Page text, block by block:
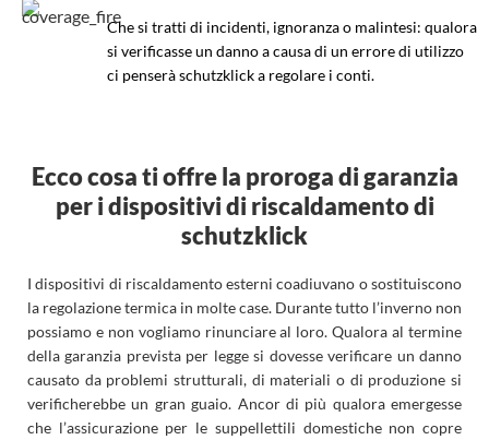
Che si tratti di incidenti, ignoranza o malintesi: qualora
si verificasse un danno a causa di un errore di utilizzo
ci penserà schutzklick a regolare i conti.
Ecco cosa ti offre la proroga di garanzia
per i dispositivi di riscaldamento di
schutzklick
I dispositivi di riscaldamento esterni coadiuvano o sostituiscono
la regolazione termica in molte case. Durante tutto l’inverno non
possiamo e non vogliamo rinunciare al loro. Qualora al termine
della garanzia prevista per legge si dovesse verificare un danno
causato da problemi strutturali, di materiali o di produzione si
verificherebbe un gran guaio. Ancor di più qualora emergesse
che l’assicurazione per le suppellettili domestiche non copre